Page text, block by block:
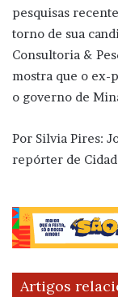
pesquisas
torno de sua
Consultoria &
mostra que o ex-
o governo de
Por Silvia Pires:
repórter de
Artigos